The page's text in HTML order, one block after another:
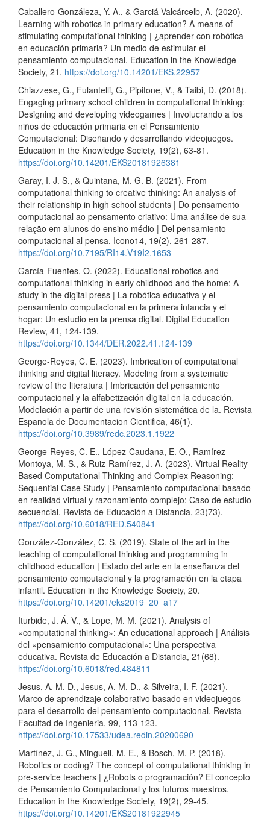
Caballero-Gonzáleza, Y. A., & Garciá-Valcárcelb, A. (2020).
Learning with robotics in primary education? A means of
stimulating computational thinking | ¿aprender con robótica
en educación primaria? Un medio de estimular el
pensamiento computacional. Education in the Knowledge
Society, 21. https://doi.org/10.14201/EKS.22957
Chiazzese, G., Fulantelli, G., Pipitone, V., & Taibi, D. (2018).
Engaging primary school children in computational thinking:
Designing and developing videogames | Involucrando a los
niños de educación primaria en el Pensamiento
Computacional: Diseñando y desarrollando videojuegos.
Education in the Knowledge Society, 19(2), 63-81.
https://doi.org/10.14201/EKS20181926381
Garay, I. J. S., & Quintana, M. G. B. (2021). From
computational thinking to creative thinking: An analysis of
their relationship in high school students | Do pensamento
computacional ao pensamento criativo: Uma análise de sua
relação em alunos do ensino médio | Del pensamiento
computacional al pensa. Icono14, 19(2), 261-287.
https://doi.org/10.7195/RI14.V19I2.1653
García-Fuentes, O. (2022). Educational robotics and
computational thinking in early childhood and the home: A
study in the digital press | La robótica educativa y el
pensamiento computacional en la primera infancia y el
hogar: Un estudio en la prensa digital. Digital Education
Review, 41, 124-139.
https://doi.org/10.1344/DER.2022.41.124-139
George-Reyes, C. E. (2023). Imbrication of computational
thinking and digital literacy. Modeling from a systematic
review of the literatura | Imbricación del pensamiento
computacional y la alfabetización digital en la educación.
Modelación a partir de una revisión sistemática de la. Revista
Espanola de Documentacion Cientifica, 46(1).
https://doi.org/10.3989/redc.2023.1.1922
George-Reyes, C. E., López-Caudana, E. O., Ramírez-
Montoya, M. S., & Ruiz-Ramírez, J. A. (2023). Virtual Reality-
Based Computational Thinking and Complex Reasoning:
Sequential Case Study | Pensamiento computacional basado
en realidad virtual y razonamiento complejo: Caso de estudio
secuencial. Revista de Educación a Distancia, 23(73).
https://doi.org/10.6018/RED.540841
González-González, C. S. (2019). State of the art in the
teaching of computational thinking and programming in
childhood education | Estado del arte en la enseñanza del
pensamiento computacional y la programación en la etapa
infantil. Education in the Knowledge Society, 20.
https://doi.org/10.14201/eks2019_20_a17
Iturbide, J. Á. V., & Lope, M. M. (2021). Analysis of
«computational thinking»: An educational approach | Análisis
del «pensamiento computacional»: Una perspectiva
educativa. Revista de Educación a Distancia, 21(68).
https://doi.org/10.6018/red.484811
Jesus, A. M. D., Jesus, A. M. D., & Silveira, I. F. (2021).
Marco de aprendizaje colaborativo basado en videojuegos
para el desarrollo del pensamiento computacional. Revista
Facultad de Ingenieria, 99, 113-123.
https://doi.org/10.17533/udea.redin.20200690
Martínez, J. G., Minguell, M. E., & Bosch, M. P. (2018).
Robotics or coding? The concept of computational thinking in
pre-service teachers | ¿Robots o programación? El concepto
de Pensamiento Computacional y los futuros maestros.
Education in the Knowledge Society, 19(2), 29-45.
https://doi.org/10.14201/EKS20181922945